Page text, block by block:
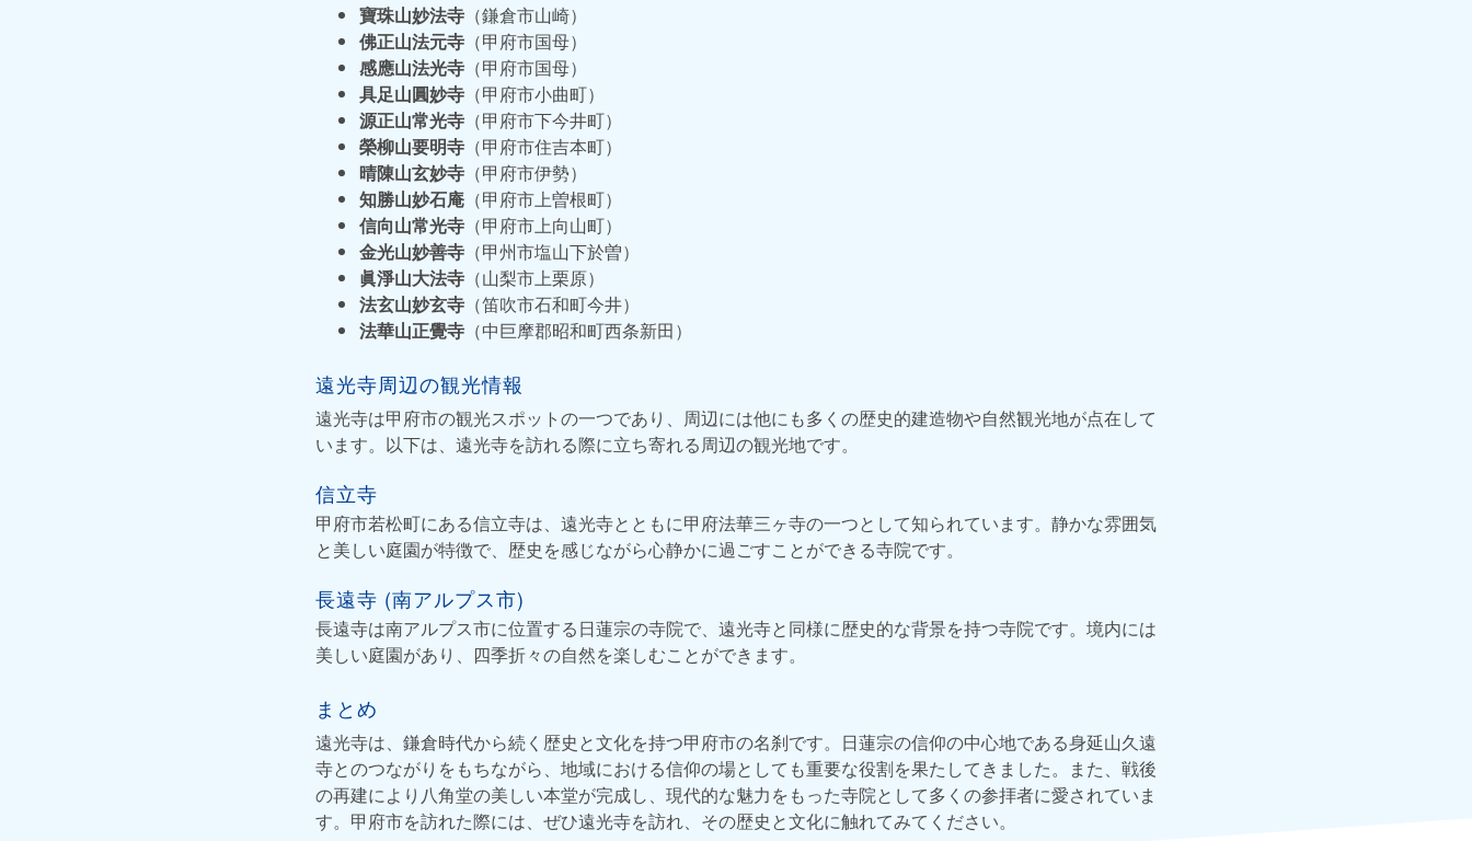
寶珠山妙法寺 （鎌倉市山崎）
佛正山法元寺 （甲府市国母）
感應山法光寺 （甲府市国母）
具足山圓妙寺 （甲府市小曲町）
源正山常光寺 （甲府市下今井町）
榮柳山要明寺 （甲府市住吉本町）
晴陳山玄妙寺 （甲府市伊勢）
知勝山妙石庵 （甲府市上曽根町）
信向山常光寺 （甲府市上向山町）
金光山妙善寺 （甲州市塩山下於曽）
眞淨山大法寺 （山梨市上栗原）
法玄山妙玄寺 （笛吹市石和町今井）
法華山正覺寺 （中巨摩郡昭和町西条新田）
遠光寺周辺の観光情報
遠光寺は甲府市の観光スポットの一つであり、周辺には他にも多くの歴史的建造物や自然観光地が点在して
います。以下は、遠光寺を訪れる際に立ち寄れる周辺の観光地です。
信立寺
甲府市若松町にある信立寺は、遠光寺とともに甲府法華三ヶ寺の一つとして知られています。静かな雰囲気
と美しい庭園が特徴で、歴史を感じながら心静かに過ごすことができる寺院です。
長遠寺 (南アルプス市)
長遠寺は南アルプス市に位置する日蓮宗の寺院で、遠光寺と同様に歴史的な背景を持つ寺院です。境内には
美しい庭園があり、四季折々の自然を楽しむことができます。
まとめ
遠光寺は、鎌倉時代から続く歴史と文化を持つ甲府市の名刹です。日蓮宗の信仰の中心地である身延山久遠
寺とのつながりをもちながら、地域における信仰の場としても重要な役割を果たしてきました。また、戦後
の再建により八角堂の美しい本堂が完成し、現代的な魅力をもった寺院として多くの参拝者に愛されていま
す。甲府市を訪れた際には、ぜひ遠光寺を訪れ、その歴史と文化に触れてみてください。